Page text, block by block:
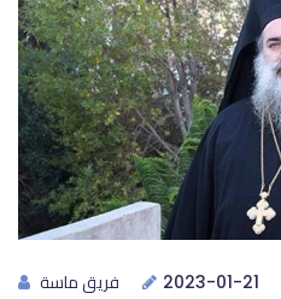
فريق ماسة 2023-01-21